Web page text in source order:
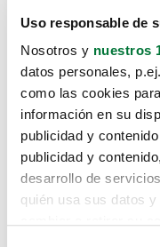
Uso responsable de
Nosotros y nuestros
datos personales,
como las cookies
información en su
publicidad y
publicidad y
desarrollo de
quién usa sus datos
Lo
te hemos
Pero puedes
buscando en